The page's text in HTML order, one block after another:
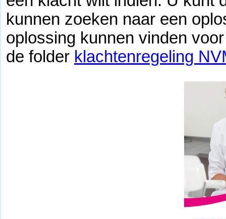
kunnen zoeken naar een
oplossing kunnen vinden
de folder klachtenregeling